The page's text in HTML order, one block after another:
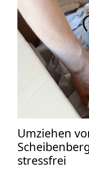
Umziehen
stressfrei